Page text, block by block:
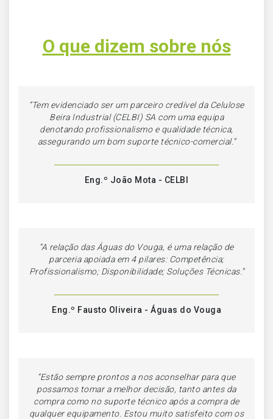
O que dizem sobre nós
“Tem evidenciado ser um parceiro credível da Celulose
Beira Industrial (CELBI) SA com uma equipa
denotando profissionalismo e qualidade técnica,
assegurando um bom suporte técnico-comercial.”
Eng.º João Mota - CELBI
“A relação das Águas do Vouga, é uma relação de
parceria apoiada em 4 pilares: Competência;
Profissionalismo; Disponibilidade; Soluções Técnicas. ”
Eng.º Fausto Oliveira - Águas do Vouga
“Estão sempre prontos a nos aconselhar para que
possamos tomar a melhor decisão, tanto antes da
compra como no suporte técnico após a compra de
qualquer equipamento. Estou muito satisfeito com os